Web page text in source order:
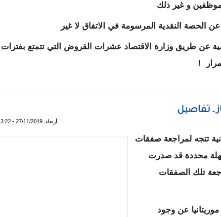
و غير ذلك
الحصة النقدية المرسومة في الاتفاق لا غير
عن طريق وزارة الاقتصاد عشرات القروض التي تتمتع بفترات
!
الخارجية !!
ـ تفاصيل
أربعاء, 27/11/2019 - 13:22
تتجه لمراجعة صفقات
مُهلة محددة قد صدرت
تلك الصفقات
عن وجود